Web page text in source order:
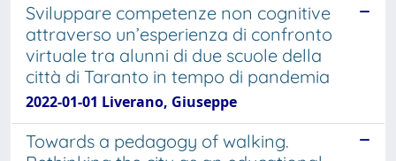
Sviluppare competenze non cognitive
attraverso un’esperienza di confronto
virtuale tra alunni di due scuole della
città di Taranto in tempo di pandemia
2022-01-01 Liverano, Giuseppe
Towards a pedagogy of walking.